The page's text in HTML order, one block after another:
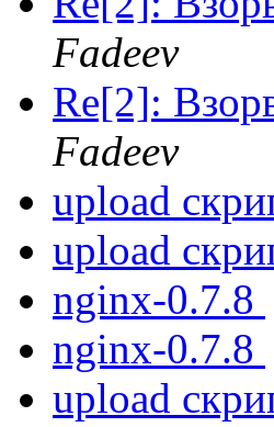
Fadeev
Re[2]:
Fadeev
upload
upload
nginx-0.7.8
nginx-0.7.8
upload